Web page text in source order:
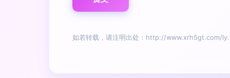
如若转载，请注明出处：http://www.xrh5gt.com/